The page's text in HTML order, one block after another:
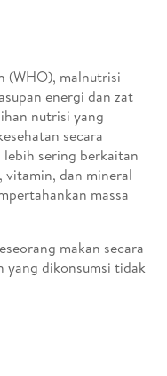
(WHO), malnutrisi
energi dan zat
nutrisi yang
secara
lebih sering berkaitan
vitamin, dan mineral
massa
makan secara
yang dikonsumsi tidak